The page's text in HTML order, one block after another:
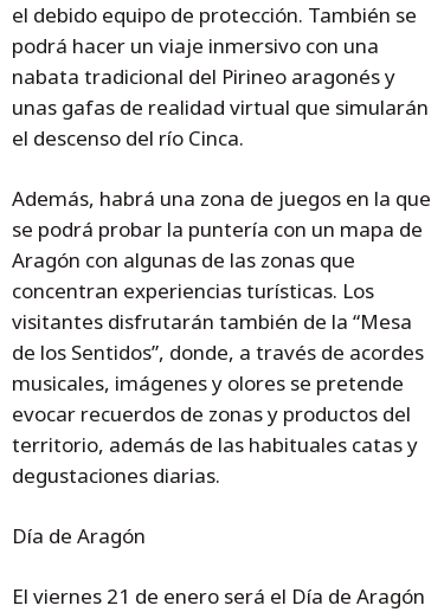
el debido equipo de protección. También se
podrá hacer un viaje inmersivo con una
nabata tradicional del Pirineo aragonés y
unas gafas de realidad virtual que simularán
el descenso del río Cinca.
Además, habrá una zona de juegos en la que
se podrá probar la puntería con un mapa de
Aragón con algunas de las zonas que
concentran experiencias turísticas. Los
visitantes disfrutarán también de la “Mesa
de los Sentidos”, donde, a través de acordes
musicales, imágenes y olores se pretende
evocar recuerdos de zonas y productos del
territorio, además de las habituales catas y
degustaciones diarias.
Día de Aragón
El viernes 21 de enero será el Día de Aragón